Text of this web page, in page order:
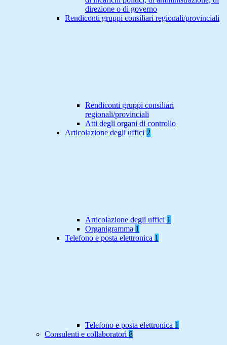
direzione o di governo
Rendiconti gruppi consiliari regionali/provinciali
Rendiconti gruppi consiliari
regionali/provinciali
Atti degli organi di controllo
Articolazione degli uffici 2
Articolazione degli uffici 1
Organigramma 1
Telefono e posta elettronica 1
Telefono e posta elettronica 1
Consulenti e collaboratori 8